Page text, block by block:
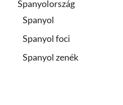
Spanyolország
Spanyol
Spanyol foci
Spanyol zenék